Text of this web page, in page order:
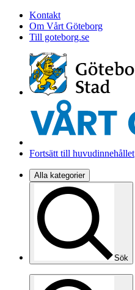
Kontakt
Om Vårt Göteborg
Till goteborg.se
Fortsätt till huvudinnehållet
Alla kategorier
Sök